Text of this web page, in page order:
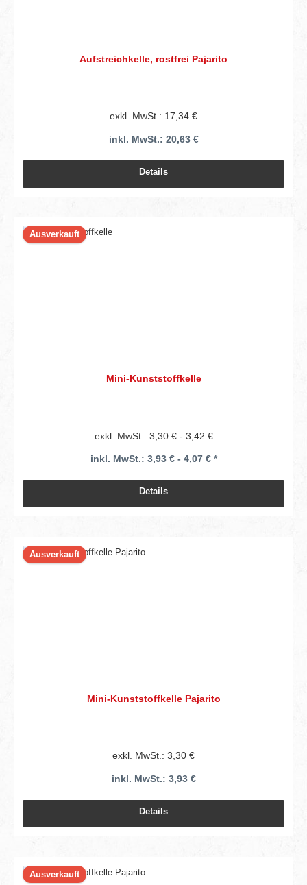
Aufstreichkelle, rostfrei Pajarito
exkl. MwSt.: 17,34 €
inkl. MwSt.: 20,63 €
Details
Ausverkauft
Mini-Kunststoffkelle
exkl. MwSt.: 3,30 € - 3,42 €
inkl. MwSt.: 3,93 € - 4,07 € *
Details
Ausverkauft
Mini-Kunststoffkelle Pajarito
exkl. MwSt.: 3,30 €
inkl. MwSt.: 3,93 €
Details
Ausverkauft